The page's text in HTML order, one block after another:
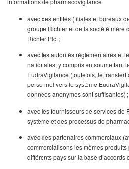
informations de pharmacovigilance
avec des entités (filiales et bureaux
groupe Richter et de la société mère
Richter Plc. ;
avec les autorités réglementaires et
nationales, y compris en soumettant
EudraVigilance (toutefois, le transfert
personnel vers le système
données anonymes sont suffisantes) ;
avec les fournisseurs de services de
système et des processus de
avec des partenaires commerciaux
commercialisons les mêmes
différents pays sur la base d’accords